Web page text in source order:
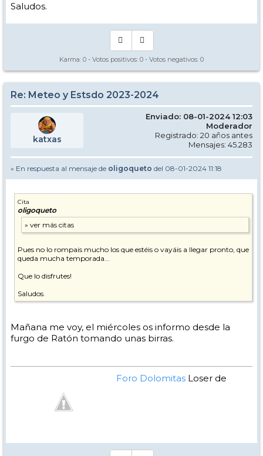
Saludos.
Karma: 0 - Votos positivos: 0 - Votos negativos: 0
Re: Meteo y Estsdo 2023-2024
katxas
Enviado: 08-01-2024 12:03
Moderador
Registrado: 20 años antes
Mensajes: 45.283
» En respuesta al mensaje de oligoqueto del 08-01-2024 11:18
Cita
oligoqueto
Pues no lo rompais mucho los que estéis o vayáis a llegar pronto, que
queda mucha temporada...
Que lo disfrutes!
Saludos.
Mañana me voy, el miércoles os informo desde la
furgo de Ratón tomando unas birras.
Foro DolomitasLoser de